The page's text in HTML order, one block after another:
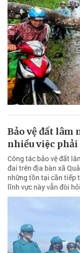
Bảo vệ đất lâm
nhiều việc
Công tác bảo vệ đất
đai trên địa bàn xã
những tồn tại cần tiếp
lĩnh vực này vẫn đòi